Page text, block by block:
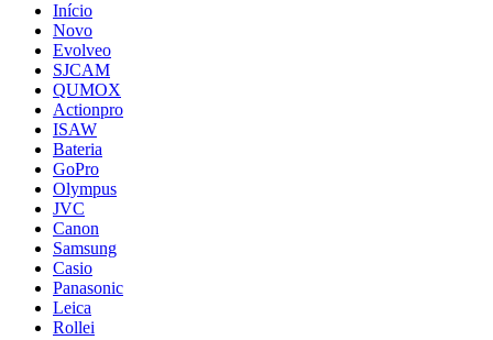
Início
Novo
Evolveo
SJCAM
QUMOX
Actionpro
ISAW
Bateria
GoPro
Olympus
JVC
Canon
Samsung
Casio
Panasonic
Leica
Rollei